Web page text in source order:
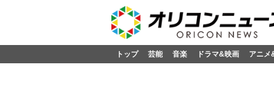
トップ 芸能 音楽 ドラマ&映画 アニメ